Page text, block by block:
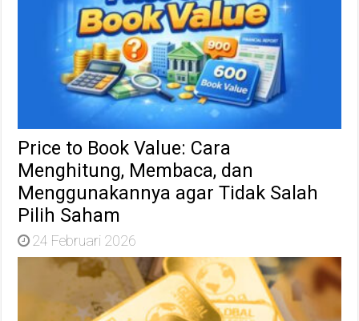
Price to Book Value: Cara
Menghitung, Membaca, dan
Menggunakannya agar Tidak Salah
Pilih Saham
24 Februari 2026